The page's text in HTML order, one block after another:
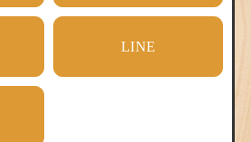
LINE